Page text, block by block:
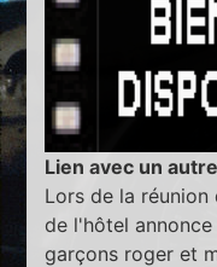
Lien avec un
Lors de la
de l'hôtel
garçons roger et